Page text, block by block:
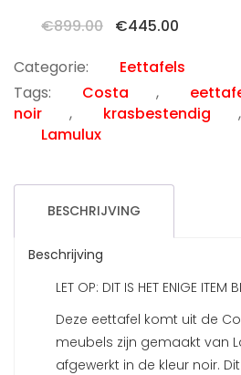
€899.00
Oorspronkelijke
was:
€899.00.
€445.00
is:
Categorie:
Eettafels
Tags:
Costa ,
noir
, krasbestendig ,
Lamulux
BESCHRIJVING
Beschrijving
LET OP: DIT IS HET ENIGE ITEM
Deze eettafel komt uit de
meubels zijn gemaakt van
afgewerkt in de kleur noir. Dit